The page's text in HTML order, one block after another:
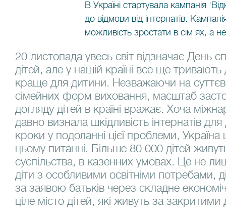
В Україні стартувала кампанія
до відмови від інтернатів.
можливість зростати в сім'ях, а
20 листопада увесь світ відзначає День
дітей, але у нашій країні все ще
краще для дитини. Незважаючи на
сімейних форм виховання, масштаб
догляду дітей в країні вражає. Хоча
давно визнала шкідливість інтернатів для
кроки у подоланні цієї проблеми, Україна
цьому питанні. Більше 80 000 дітей живуть
суспільства, в казенних умовах. Це не
діти з особливими освітніми потребами,
за заявою батьків через складне
ціле місто дітей, які живуть за